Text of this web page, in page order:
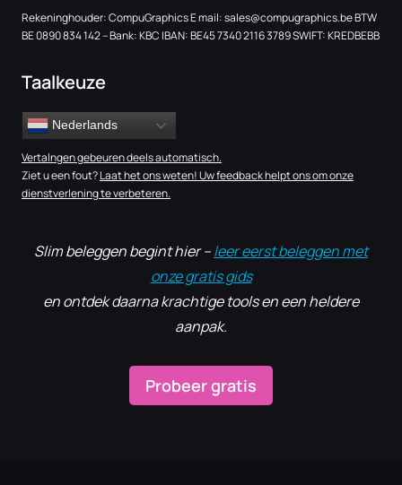
Rekeninghouder: CompuGraphics E mail:sales@compugraphics.beBTW
BE 0890 834 142 – Bank: KBC IBAN: BE45 7340 2116 3789 SWIFT: KREDBEBB
Taalkeuze
Nederlands
Vertalngen gebeuren deels automatisch.
Ziet u een fout?Laat het ons weten! Uw feedback helpt ons om onze
dienstverlening te verbeteren.
Slim beleggen begint hier –leer eerst beleggen met
onze gratis gids
en ontdek daarna krachtige tools en een heldere
aanpak.
Probeer gratis